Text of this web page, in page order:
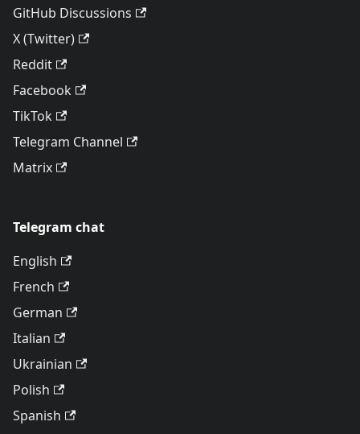
GitHub Discussions
X (Twitter)
Reddit
Facebook
TikTok
Telegram Channel
Matrix
Telegram chat
English
French
German
Italian
Ukrainian
Polish
Spanish